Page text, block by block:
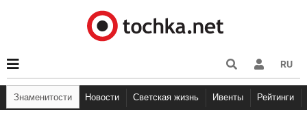
RU
Знаменитости Новости Светская жизнь Ивенты Рейтинги